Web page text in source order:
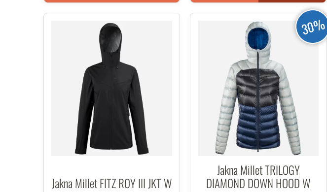
Jakna Millet FITZ ROY III JKT W
30%
Jakna Millet TRILOGY
DIAMOND DOWN HOOD W